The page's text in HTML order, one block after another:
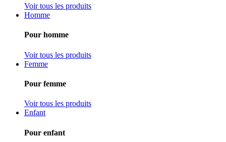
Voir tous les produits
Homme
Pour homme
Voir tous les produits
Femme
Pour femme
Voir tous les produits
Enfant
Pour enfant